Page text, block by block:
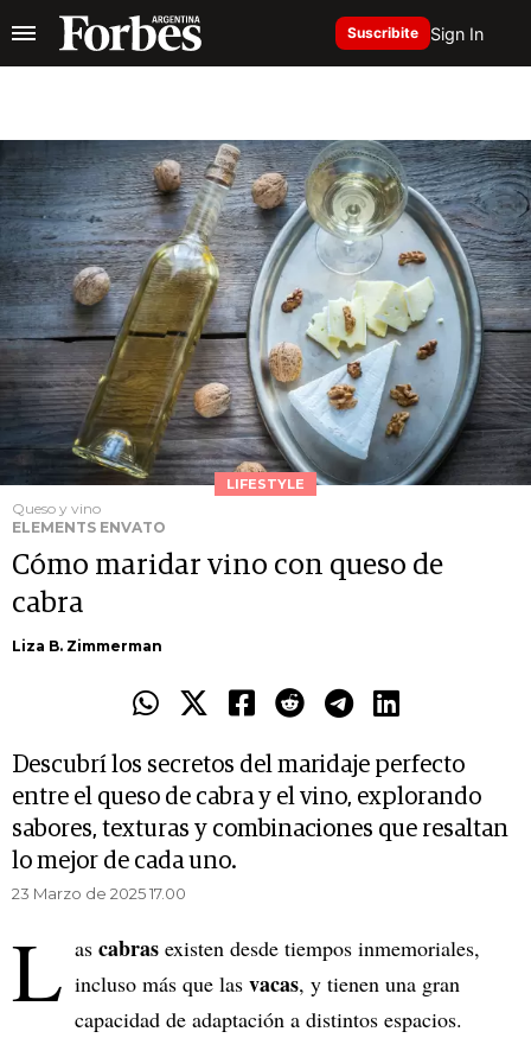
Suscribite Sign In
LIFESTYLE
Queso y vino
ELEMENTS ENVATO
Cómo maridar vino con queso de
cabra
Liza B. Zimmerman
Descubrí los secretos del maridaje perfecto
entre el queso de cabra y el vino, explorando
sabores, texturas y combinaciones que resaltan
lo mejor de cada uno.
23 Marzo de 2025 17.00
L as cabras existen desde tiempos inmemoriales,
incluso más que las vacas, y tienen una gran
capacidad de adaptación a distintos espacios.